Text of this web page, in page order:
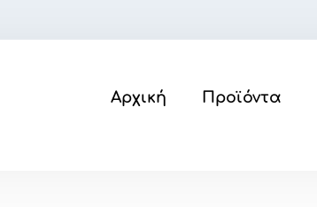
Αρχική Προϊόντα